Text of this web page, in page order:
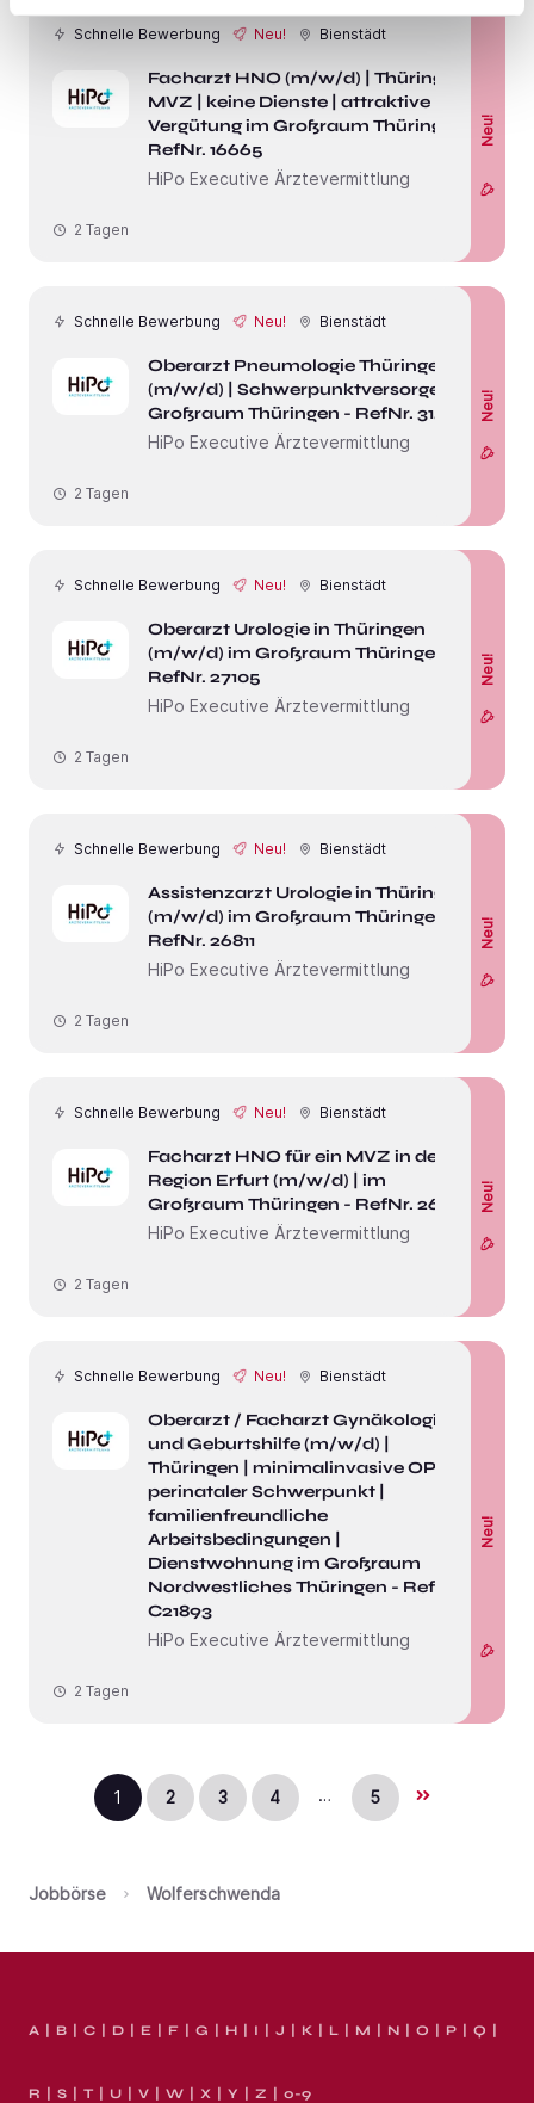
Schnelle Bewerbung Neu! Bienstädt
Facharzt HNO (m/w/d) | Thüringen |
MVZ | keine Dienste | attraktive
Vergütung im Großraum Thüringen -
RefNr. 16665
HiPo Executive Ärztevermittlung
Neu!
2 Tagen
Schnelle Bewerbung Neu! Bienstädt
Oberarzt Pneumologie Thüringen
(m/w/d) | Schwerpunktversorger im
Großraum Thüringen - RefNr. 31499
HiPo Executive Ärztevermittlung
Neu!
2 Tagen
Schnelle Bewerbung Neu! Bienstädt
Oberarzt Urologie in Thüringen
(m/w/d) im Großraum Thüringen -
RefNr. 27105
HiPo Executive Ärztevermittlung
Neu!
2 Tagen
Schnelle Bewerbung Neu! Bienstädt
Assistenzarzt Urologie in Thüringen
(m/w/d) im Großraum Thüringen -
RefNr. 26811
HiPo Executive Ärztevermittlung
Neu!
2 Tagen
Schnelle Bewerbung Neu! Bienstädt
Facharzt HNO für ein MVZ in der
Region Erfurt (m/w/d) | im
Großraum Thüringen - RefNr. 26856
HiPo Executive Ärztevermittlung
Neu!
2 Tagen
Schnelle Bewerbung Neu! Bienstädt
Oberarzt / Facharzt Gynäkologie
und Geburtshilfe (m/w/d) |
Thüringen | minimalinvasive OP |
perinataler Schwerpunkt |
familienfreundliche
Arbeitsbedingungen |
Dienstwohnung im Großraum
Nordwestliches Thüringen - RefNr.
C21893
HiPo Executive Ärztevermittlung
Neu!
2 Tagen
1 2 3 4 … 5
Jobbörse Wolferschwenda
A B C D E F G H I J K L M N O P Q
R S T U V W X Y Z 0-9